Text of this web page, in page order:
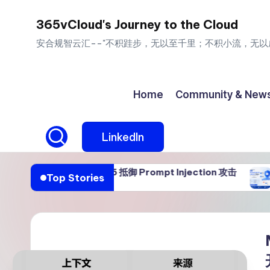
365vCloud's Journey to the Cloud
安合规智云汇--"不积跬步，无以至千里；不积小流，无以
Home Community &
LinkedIn
Top Stories
Office 365 抵御 Prompt Injection 攻击 Defender
08/